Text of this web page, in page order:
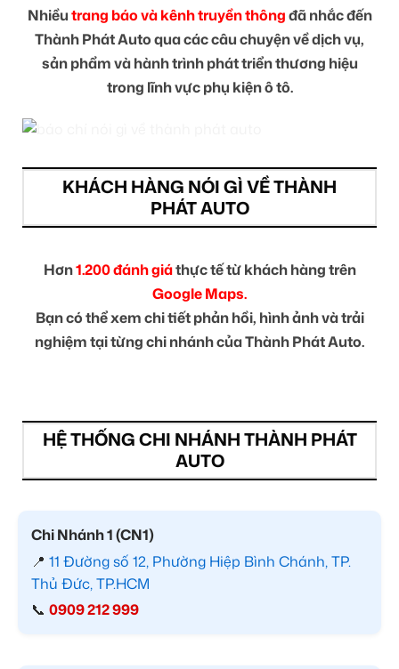
Nhiềutrang báo và kênh truyền thôngđã nhắc đến
Thành Phát Auto qua các câu chuyện về dịch vụ,
sản phẩm và hành trình phát triển thương hiệu
trong lĩnh vực phụ kiện ô tô.
KHÁCH HÀNG NÓI GÌ VỀ THÀNH
PHÁT AUTO
Hơn1.200 đánh giáthực tế từ khách hàng trên
Google Maps.
Bạn có thể xem chi tiết phản hồi, hình ảnh và trải
nghiệm tại từng chi nhánh của Thành Phát Auto.
HỆ THỐNG CHI NHÁNH THÀNH PHÁT
AUTO
Chi Nhánh 1 (CN1)
📍 11 Đường số 12, Phường Hiệp Bình Chánh, TP.
Thủ Đức, TP.HCM
📞 0909 212 999